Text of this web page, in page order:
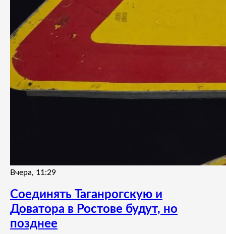
Вчера, 11:29
Соединять Таганрогскую и
Доватора в Ростове будут, но
позднее